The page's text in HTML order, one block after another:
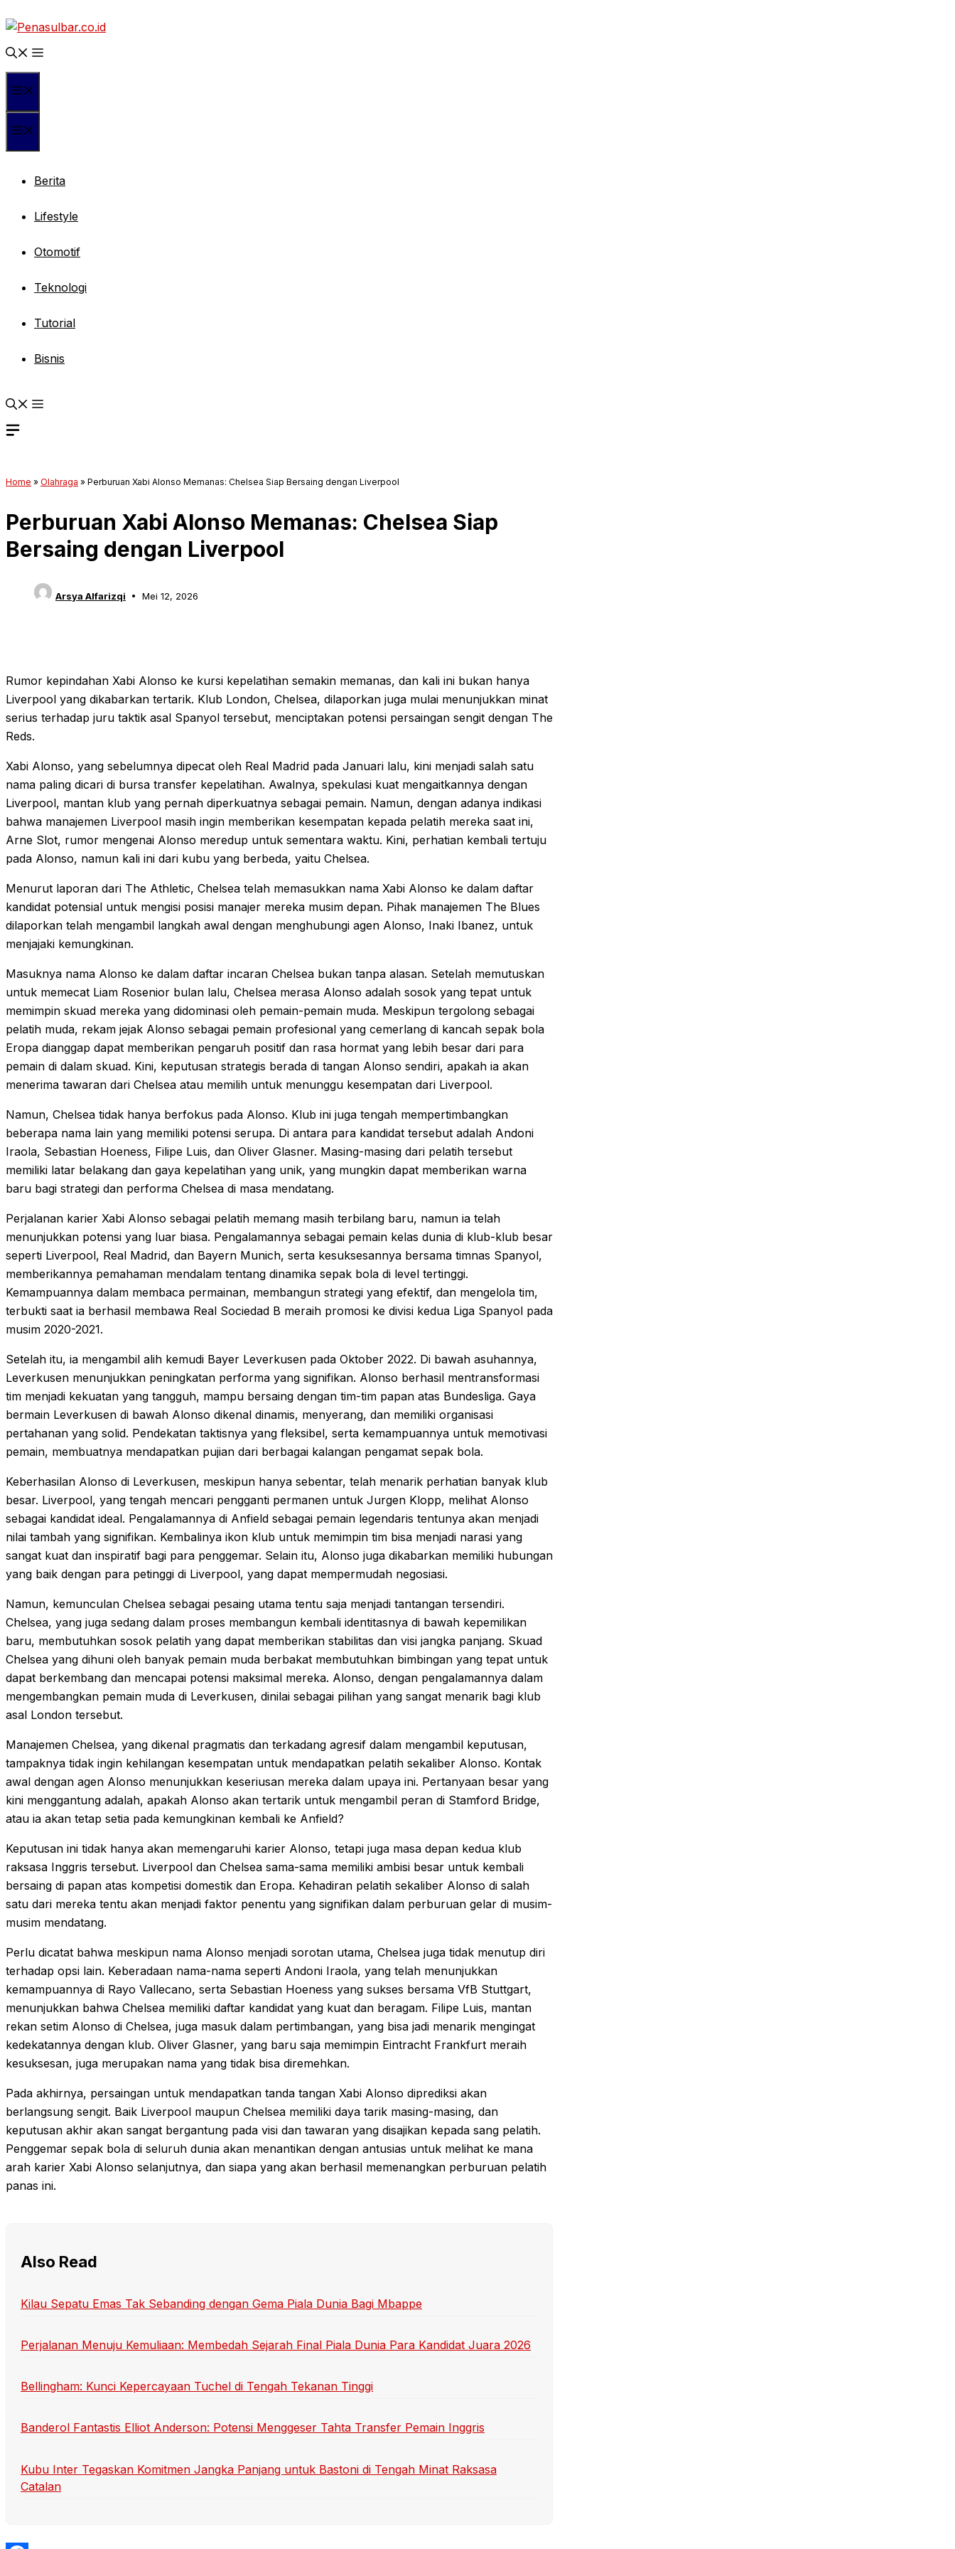
ke
isi
Berita
Lifestyle
Otomotif
Teknologi
Tutorial
Bisnis
Home » Olahraga » Perburuan Xabi Alonso Memanas: Chelsea Siap Bersaing dengan Liverpool
Perburuan Xabi Alonso Memanas: Chelsea Siap
Bersaing dengan Liverpool
Arsya Alfarizqi Mei 12, 2026
Rumor kepindahan Xabi Alonso ke kursi kepelatihan semakin memanas, dan kali ini bukan hanya
Liverpool yang dikabarkan tertarik. Klub London, Chelsea, dilaporkan juga mulai menunjukkan minat
serius terhadap juru taktik asal Spanyol tersebut, menciptakan potensi persaingan sengit dengan The
Reds.
Xabi Alonso, yang sebelumnya dipecat oleh Real Madrid pada Januari lalu, kini menjadi salah satu
nama paling dicari di bursa transfer kepelatihan. Awalnya, spekulasi kuat mengaitkannya dengan
Liverpool, mantan klub yang pernah diperkuatnya sebagai pemain. Namun, dengan adanya indikasi
bahwa manajemen Liverpool masih ingin memberikan kesempatan kepada pelatih mereka saat ini,
Arne Slot, rumor mengenai Alonso meredup untuk sementara waktu. Kini, perhatian kembali tertuju
pada Alonso, namun kali ini dari kubu yang berbeda, yaitu Chelsea.
Menurut laporan dari The Athletic, Chelsea telah memasukkan nama Xabi Alonso ke dalam daftar
kandidat potensial untuk mengisi posisi manajer mereka musim depan. Pihak manajemen The Blues
dilaporkan telah mengambil langkah awal dengan menghubungi agen Alonso, Inaki Ibanez, untuk
menjajaki kemungkinan.
Masuknya nama Alonso ke dalam daftar incaran Chelsea bukan tanpa alasan. Setelah memutuskan
untuk memecat Liam Rosenior bulan lalu, Chelsea merasa Alonso adalah sosok yang tepat untuk
memimpin skuad mereka yang didominasi oleh pemain-pemain muda. Meskipun tergolong sebagai
pelatih muda, rekam jejak Alonso sebagai pemain profesional yang cemerlang di kancah sepak bola
Eropa dianggap dapat memberikan pengaruh positif dan rasa hormat yang lebih besar dari para
pemain di dalam skuad. Kini, keputusan strategis berada di tangan Alonso sendiri, apakah ia akan
menerima tawaran dari Chelsea atau memilih untuk menunggu kesempatan dari Liverpool.
Namun, Chelsea tidak hanya berfokus pada Alonso. Klub ini juga tengah mempertimbangkan
beberapa nama lain yang memiliki potensi serupa. Di antara para kandidat tersebut adalah Andoni
Iraola, Sebastian Hoeness, Filipe Luis, dan Oliver Glasner. Masing-masing dari pelatih tersebut
memiliki latar belakang dan gaya kepelatihan yang unik, yang mungkin dapat memberikan warna
baru bagi strategi dan performa Chelsea di masa mendatang.
Perjalanan karier Xabi Alonso sebagai pelatih memang masih terbilang baru, namun ia telah
menunjukkan potensi yang luar biasa. Pengalamannya sebagai pemain kelas dunia di klub-klub besar
seperti Liverpool, Real Madrid, dan Bayern Munich, serta kesuksesannya bersama timnas Spanyol,
memberikannya pemahaman mendalam tentang dinamika sepak bola di level tertinggi.
Kemampuannya dalam membaca permainan, membangun strategi yang efektif, dan mengelola tim,
terbukti saat ia berhasil membawa Real Sociedad B meraih promosi ke divisi kedua Liga Spanyol pada
musim 2020-2021.
Setelah itu, ia mengambil alih kemudi Bayer Leverkusen pada Oktober 2022. Di bawah asuhannya,
Leverkusen menunjukkan peningkatan performa yang signifikan. Alonso berhasil mentransformasi
tim menjadi kekuatan yang tangguh, mampu bersaing dengan tim-tim papan atas Bundesliga. Gaya
bermain Leverkusen di bawah Alonso dikenal dinamis, menyerang, dan memiliki organisasi
pertahanan yang solid. Pendekatan taktisnya yang fleksibel, serta kemampuannya untuk memotivasi
pemain, membuatnya mendapatkan pujian dari berbagai kalangan pengamat sepak bola.
Keberhasilan Alonso di Leverkusen, meskipun hanya sebentar, telah menarik perhatian banyak klub
besar. Liverpool, yang tengah mencari pengganti permanen untuk Jurgen Klopp, melihat Alonso
sebagai kandidat ideal. Pengalamannya di Anfield sebagai pemain legendaris tentunya akan menjadi
nilai tambah yang signifikan. Kembalinya ikon klub untuk memimpin tim bisa menjadi narasi yang
sangat kuat dan inspiratif bagi para penggemar. Selain itu, Alonso juga dikabarkan memiliki hubungan
yang baik dengan para petinggi di Liverpool, yang dapat mempermudah negosiasi.
Namun, kemunculan Chelsea sebagai pesaing utama tentu saja menjadi tantangan tersendiri.
Chelsea, yang juga sedang dalam proses membangun kembali identitasnya di bawah kepemilikan
baru, membutuhkan sosok pelatih yang dapat memberikan stabilitas dan visi jangka panjang. Skuad
Chelsea yang dihuni oleh banyak pemain muda berbakat membutuhkan bimbingan yang tepat untuk
dapat berkembang dan mencapai potensi maksimal mereka. Alonso, dengan pengalamannya dalam
mengembangkan pemain muda di Leverkusen, dinilai sebagai pilihan yang sangat menarik bagi klub
asal London tersebut.
Manajemen Chelsea, yang dikenal pragmatis dan terkadang agresif dalam mengambil keputusan,
tampaknya tidak ingin kehilangan kesempatan untuk mendapatkan pelatih sekaliber Alonso. Kontak
awal dengan agen Alonso menunjukkan keseriusan mereka dalam upaya ini. Pertanyaan besar yang
kini menggantung adalah, apakah Alonso akan tertarik untuk mengambil peran di Stamford Bridge,
atau ia akan tetap setia pada kemungkinan kembali ke Anfield?
Keputusan ini tidak hanya akan memengaruhi karier Alonso, tetapi juga masa depan kedua klub
raksasa Inggris tersebut. Liverpool dan Chelsea sama-sama memiliki ambisi besar untuk kembali
bersaing di papan atas kompetisi domestik dan Eropa. Kehadiran pelatih sekaliber Alonso di salah
satu dari mereka tentu akan menjadi faktor penentu yang signifikan dalam perburuan gelar di musim-
musim mendatang.
Perlu dicatat bahwa meskipun nama Alonso menjadi sorotan utama, Chelsea juga tidak menutup diri
terhadap opsi lain. Keberadaan nama-nama seperti Andoni Iraola, yang telah menunjukkan
kemampuannya di Rayo Vallecano, serta Sebastian Hoeness yang sukses bersama VfB Stuttgart,
menunjukkan bahwa Chelsea memiliki daftar kandidat yang kuat dan beragam. Filipe Luis, mantan
rekan setim Alonso di Chelsea, juga masuk dalam pertimbangan, yang bisa jadi menarik mengingat
kedekatannya dengan klub. Oliver Glasner, yang baru saja memimpin Eintracht Frankfurt meraih
kesuksesan, juga merupakan nama yang tidak bisa diremehkan.
Pada akhirnya, persaingan untuk mendapatkan tanda tangan Xabi Alonso diprediksi akan
berlangsung sengit. Baik Liverpool maupun Chelsea memiliki daya tarik masing-masing, dan
keputusan akhir akan sangat bergantung pada visi dan tawaran yang disajikan kepada sang pelatih.
Penggemar sepak bola di seluruh dunia akan menantikan dengan antusias untuk melihat ke mana
arah karier Xabi Alonso selanjutnya, dan siapa yang akan berhasil memenangkan perburuan pelatih
panas ini.
Also Read
Kilau Sepatu Emas Tak Sebanding dengan Gema Piala Dunia Bagi Mbappe
Perjalanan Menuju Kemuliaan: Membedah Sejarah Final Piala Dunia Para Kandidat Juara 2026
Bellingham: Kunci Kepercayaan Tuchel di Tengah Tekanan Tinggi
Banderol Fantastis Elliot Anderson: Potensi Menggeser Tahta Transfer Pemain Inggris
Kubu Inter Tegaskan Komitmen Jangka Panjang untuk Bastoni di Tengah Minat Raksasa
Catalan